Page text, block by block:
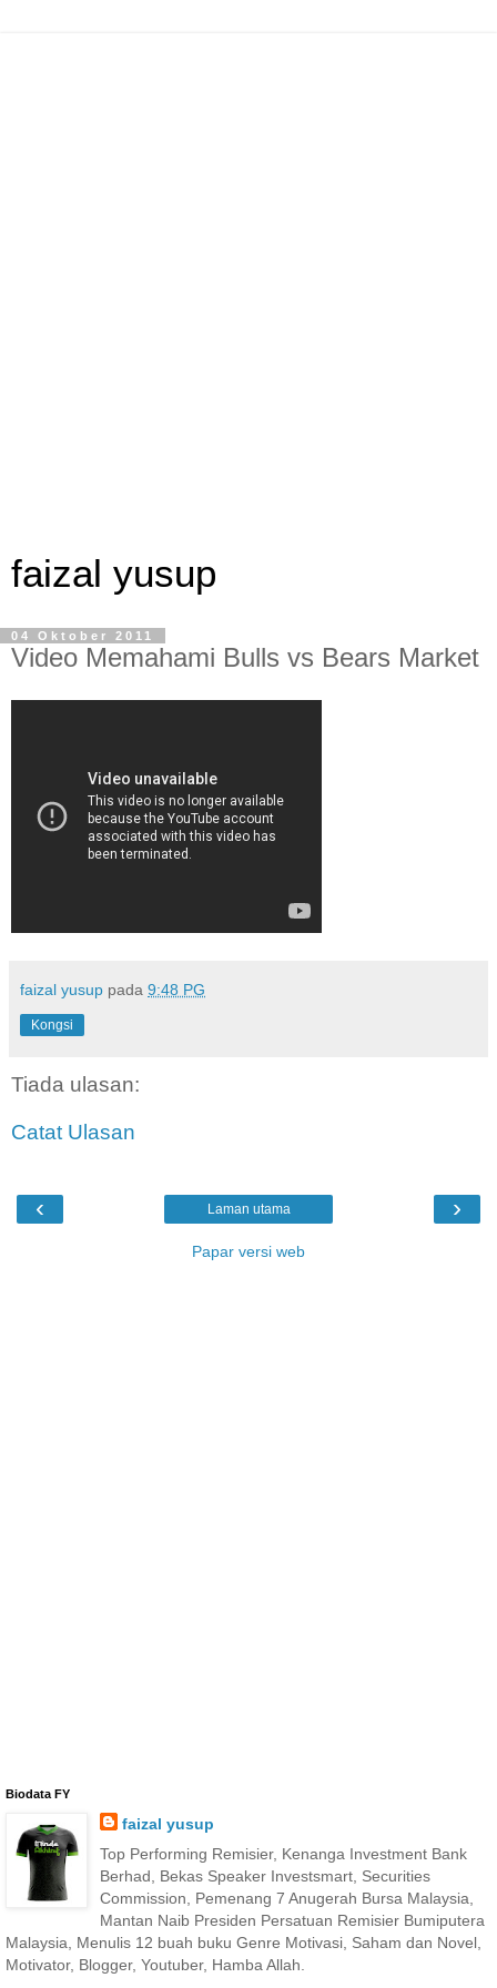
faizal yusup
04 Oktober 2011
Video Memahami Bulls vs Bears Market
faizal yusup pada 9:48 PG
Kongsi
Tiada ulasan:
Catat Ulasan
‹ ›
Laman utama
Papar versi web
Biodata FY
faizal yusup
Top Performing Remisier, Kenanga Investment Bank
Berhad, Bekas Speaker Investsmart, Securities
Commission, Pemenang 7 Anugerah Bursa Malaysia,
Mantan Naib Presiden Persatuan Remisier Bumiputera
Malaysia, Menulis 12 buah buku Genre Motivasi, Saham dan Novel,
Motivator, Blogger, Youtuber, Hamba Allah.